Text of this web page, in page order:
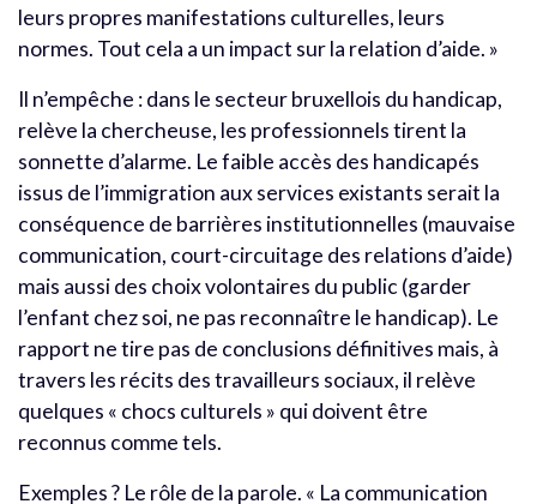
leurs propres manifestations culturelles, leurs
normes. Tout cela a un impact sur la relation d’aide. »
Il n’empêche : dans le secteur bruxellois du handicap,
relève la chercheuse, les professionnels tirent la
sonnette d’alarme. Le faible accès des handicapés
issus de l’immigration aux services existants serait la
conséquence de barrières institutionnelles (mauvaise
communication, court-circuitage des relations d’aide)
mais aussi des choix volontaires du public (garder
l’enfant chez soi, ne pas reconnaître le handicap). Le
rapport ne tire pas de conclusions définitives mais, à
travers les récits des travailleurs sociaux, il relève
quelques « chocs culturels » qui doivent être
reconnus comme tels.
Exemples ? Le rôle de la parole. « La communication